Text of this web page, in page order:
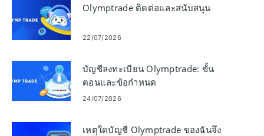
Olymptrade ติดต่อและสนับสนุน
22/07/2026
บัญชีลงทะเบียน Olymptrade: ขั้น
ตอนและข้อกำหนด
24/07/2026
เหตุใดบัญชี Olymptrade ของฉันจึง